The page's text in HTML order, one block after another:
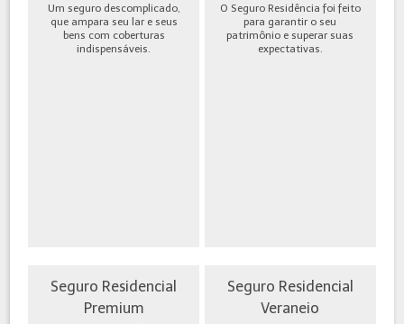
Um seguro descomplicado,
que ampara seu lar e seus
bens com coberturas
indispensáveis.
O Seguro Residência foi feito
para garantir o seu
patrimônio e superar suas
expectativas.
Seguro Residencial
Premium
Seguro Residencial
Veraneio